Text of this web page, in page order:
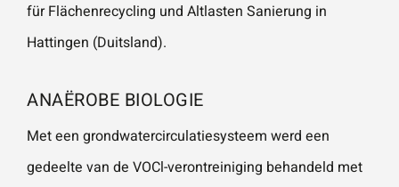
für Flächenrecycling und Altlasten Sanierung in
Hattingen (Duitsland).
ANAËROBE BIOLOGIE
Met een grondwatercirculatiesysteem werd een
gedeelte van de VOCl-verontreiniging behandeld met